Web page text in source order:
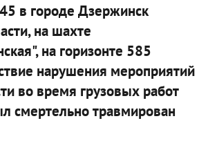
в городе Дзержинск
на шахте
на горизонте 585
нарушения мероприятий
во время грузовых работ
смертельно травмирован